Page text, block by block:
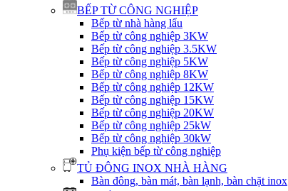
BẾP TỪ CÔNG NGHIỆP
Bếp từ nhà hàng lẩu
Bếp từ công nghiệp 3KW
Bếp từ công nghiệp 3.5KW
Bếp từ công nghiệp 5KW
Bếp từ công nghiệp 8KW
Bếp từ công nghiệp 12KW
Bếp từ công nghiệp 15KW
Bếp từ công nghiệp 20KW
Bếp từ công nghiệp 25kW
Bếp từ công nghiệp 30kW
Phụ kiện bếp từ công nghiệp
TỦ ĐÔNG INOX NHÀ HÀNG
Bàn đông, bàn mát, bàn lạnh, bàn chặt inox